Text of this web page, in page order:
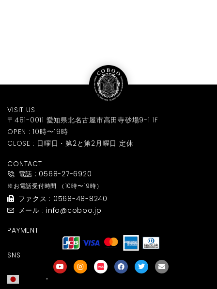
VISIT US
〒481-0011 愛知県北名古屋市高田寺砂場9-1 1F
OPEN : 10時〜19時
CLOSE : 日曜日・第2と第2月曜日 定休
CONTACT
電話 : 0568-27-6920
※お電話受付時間 （10時〜19時）
ファクス : 0568-48-8240
メール : info@coboo.jp
PAYMENT
SNS
▼